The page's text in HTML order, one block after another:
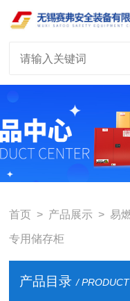
首页 > 产品展示 >易
专用储存柜
产品目录 /